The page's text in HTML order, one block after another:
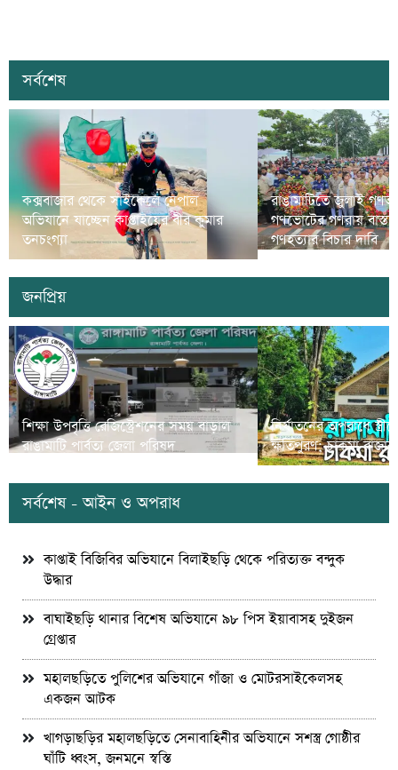
সর্বশেষ
কক্সবাজার থেকে সাইকেলে নেপাল
অভিযানে যাচ্ছেন কাপ্তাইয়ের বীর কুমার
তনচংগ্যা
রাঙামাটিতে জুলাই
গণভোটের গণরায়
গণহত্যার বিচার দাবি
জনপ্রিয়
শিক্ষা উপবৃত্তি রেজিস্ট্রেশনের সময় বাড়াল
রাঙামাটি পার্বত্য জেলা পরিষদ
নির্যাতনের অপরাধে
ক্ষতিপুরণ; চাকমা
সর্বশেষ - আইন ও অপরাধ
কাপ্তাই বিজিবির অভিযানে বিলাইছড়ি থেকে পরিত্যক্ত বন্দুক
উদ্ধার
বাঘাইছড়ি থানার বিশেষ অভিযানে ৯৮ পিস ইয়াবাসহ দুইজন
গ্রেপ্তার
মহালছড়িতে পুলিশের অভিযানে গাঁজা ও মোটরসাইকেলসহ
একজন আটক
খাগড়াছড়ির মহালছড়িতে সেনাবাহিনীর অভিযানে সশস্ত্র গোষ্ঠীর
ঘাঁটি ধ্বংস, জনমনে স্বস্তি